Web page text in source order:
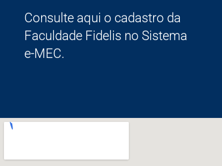
Consulte aqui o cadastro da
Faculdade Fidelis no Sistema
e-MEC.